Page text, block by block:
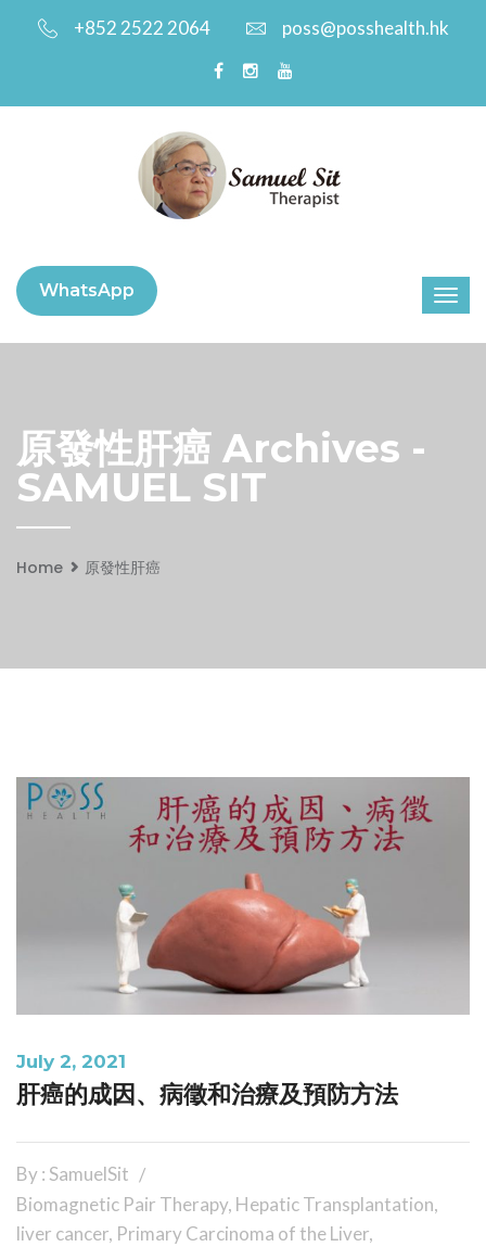
+852 2522 2064 poss@posshealth.hk
WhatsApp
原發性肝癌 Archives -
SAMUEL SIT
Home 原發性肝癌
July 2, 2021
肝癌的成因、病徵和治療及預防方法
By : SamuelSit
Biomagnetic Pair Therapy, Hepatic Transplantation,
liver cancer, Primary Carcinoma of the Liver,